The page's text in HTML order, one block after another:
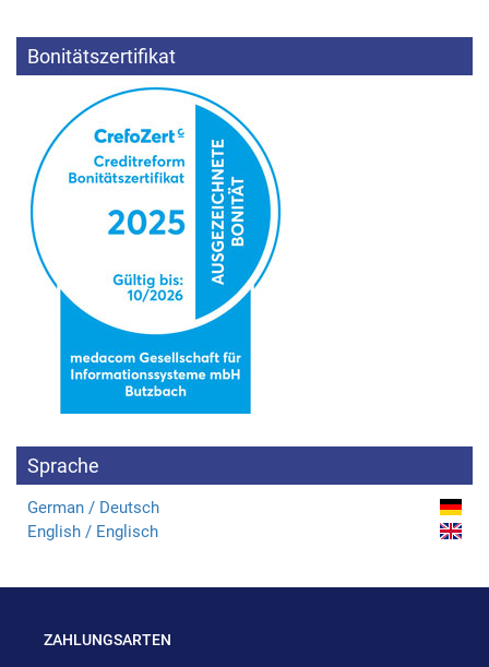
Bonitätszertifikat
Sprache
German / Deutsch
English / Englisch
ZAHLUNGSARTEN